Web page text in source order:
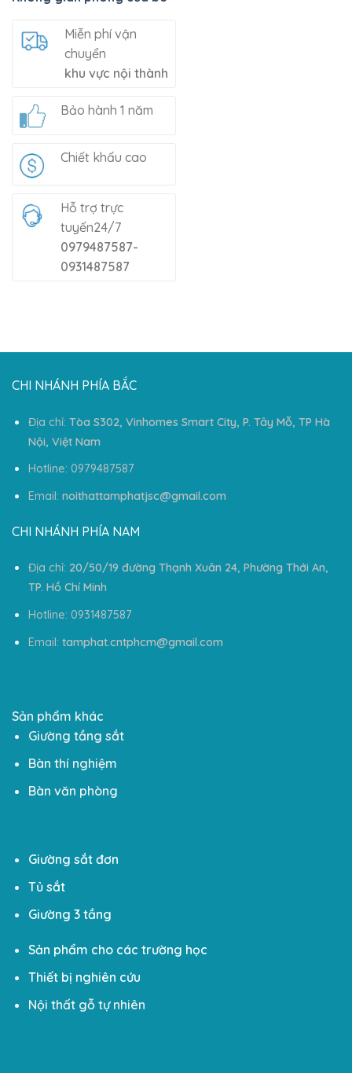
Miễn phí vận
chuyển
khu vực nội thành
Bảo hành 1 năm
Chiết khấu cao
Hỗ trợ trực
tuyến24/7
0979487587-
0931487587
CHI NHÁNH PHÍA BẮC
Địa chỉ: Tòa S302, Vinhomes Smart City, P. Tây Mỗ, TP Hà
Nội, Việt Nam
Hotline: 0979487587
Email: noithattamphatjsc@gmail.com
CHI NHÁNH PHÍA NAM
Địa chỉ: 20/50/19 đường Thạnh Xuân 24, Phường Thới An,
TP. Hồ Chí Minh
Hotline: 0931487587
Email: tamphat.cntphcm@gmail.com
Sản phẩm khác
Giường tầng sắt
Bàn thí nghiệm
Bàn văn phòng
Giường sắt đơn
Tủ sắt
Giường 3 tầng
Sản phẩm cho các trường học
Thiết bị nghiên cứu
Nội thất gỗ tự nhiên